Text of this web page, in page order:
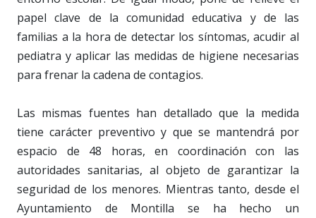
papel clave de la comunidad educativa y de las
familias a la hora de detectar los síntomas, acudir al
pediatra y aplicar las medidas de higiene necesarias
para frenar la cadena de contagios.
Las mismas fuentes han detallado que la medida
tiene carácter preventivo y que se mantendrá por
espacio de 48 horas, en coordinación con las
autoridades sanitarias, al objeto de garantizar la
seguridad de los menores. Mientras tanto, desde el
Ayuntamiento de Montilla se ha hecho un